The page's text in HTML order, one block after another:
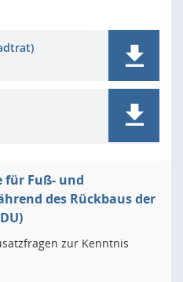
für Fuß- und
des Rückbaus der
zur Kenntnis